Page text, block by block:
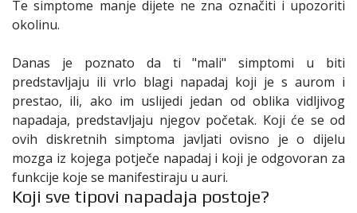
Te simptome manje dijete ne zna označiti i upozoriti
okolinu.
Danas je poznato da ti "mali" simptomi u biti
predstavljaju ili vrlo blagi napadaj koji je s aurom i
prestao, ili, ako im uslijedi jedan od oblika vidljivog
napadaja, predstavljaju njegov početak. Koji će se od
ovih diskretnih simptoma javljati ovisno je o dijelu
mozga iz kojega potječe napadaj i koji je odgovoran za
funkcije koje se manifestiraju u auri.
Koji sve tipovi napadaja postoje?